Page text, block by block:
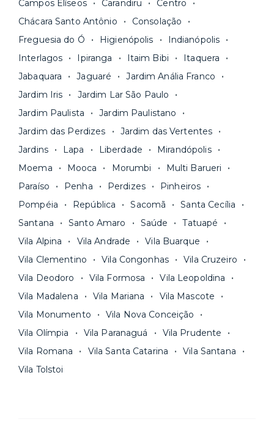
Os moradores ainda contam com a facilidade de
pagar todas as contas do mês junto com o
aluguel, em um boleto único. Quer ainda mais
praticidade? Escolha uma unidade com serviços
inclusos e solicite suporte e manutenção para a
nossa equipe via app.
Seja uma mala ou um caminhão de mudança: é
só levar as suas coisas e começar a morar.
pode comparar os valores e escolher o prazo
ideal para o seu momento de vida na página das
A melhor parte é que todo oprocesso de
documentação pelo site da Yuca e assina o
contrato na tela do seu computador ou celular.
Simples, seguro e sem burocracia!
Campos Elíseos
Carandiru
Centro
Chácara Santo Antônio
Consolação
Freguesia do Ó
Higienópolis
Indianópolis
Interlagos
Ipiranga Itaim Bibi
Itaquera
Jabaquara
Jaguaré
Jardim Anália Franco
Jardim Iris
Jardim Lar São Paulo
Jardim Paulista
Jardim Paulistano
Jardim das Perdizes
Jardim das Vertentes
Jardins
Lapa Liberdade
Mirandópolis
Moema
Mooca Morumbi
Multi Barueri
Paraíso
Penha Perdizes
Pinheiros
Pompéia
República Sacomã
Santa Cecília
Santana
Santo Amaro Saúde
Tatuapé
Vila Alpina
Vila Andrade
Vila Buarque
Vila Clementino
Vila Congonhas
Vila Cruzeiro
Vila Deodoro
Vila Formosa
Vila Leopoldina
Vila Madalena
Vila Mariana
Vila Mascote
Vila Monumento
Vila Nova Conceição
Vila Olímpia
Vila Paranaguá
Vila Prudente
Vila Romana
Vila Santa Catarina
Vila Santana
Vila Tolstoi